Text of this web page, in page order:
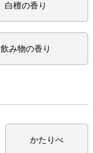
白檀の香り
飲み物の香り
かたりべ